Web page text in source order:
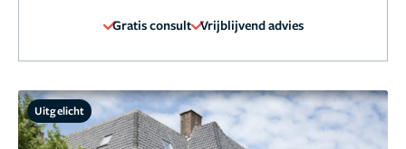
Gratis consult Vrijblijvend advies
Uitgelicht